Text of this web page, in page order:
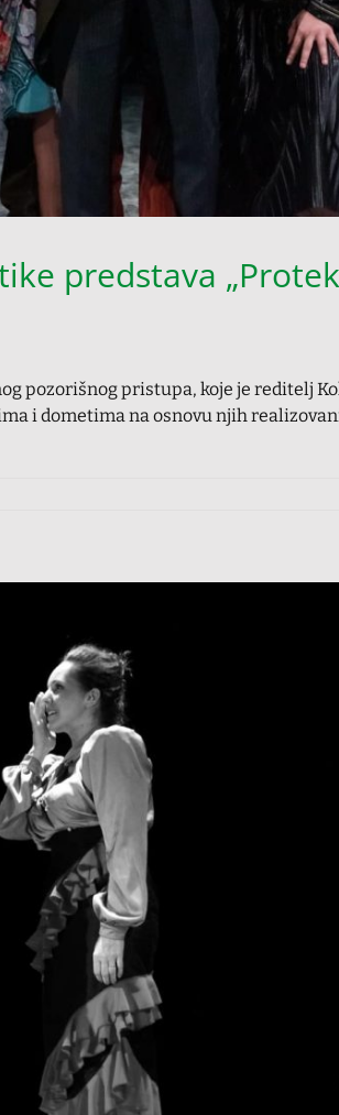
predstava
pozorišnog pristupa, koje je reditelj
i dometima na osnovu njih